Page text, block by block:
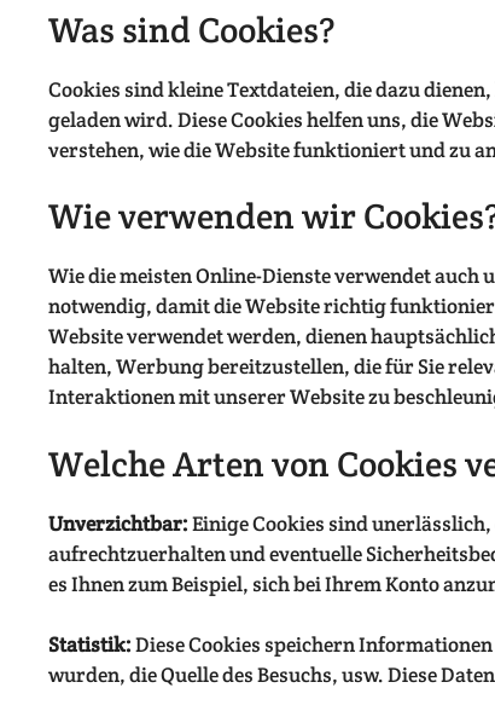
Was sind Cookies?
Cookies sind kleine Textdateien, die dazu
geladen wird. Diese Cookies helfen uns, die
verstehen, wie die Website funktioniert und zu
Wie verwenden wir
Wie die meisten Online-Dienste verwendet
notwendig, damit die Website richtig
Website verwendet werden, dienen
halten, Werbung bereitzustellen, die für Sie
Interaktionen mit unserer Website zu
Welche Arten von Cookies
Unverzichtbar:Einige Cookies sind
aufrechtzuerhalten und eventuelle
es Ihnen zum Beispiel, sich bei Ihrem Konto
Statistik:Diese Cookies speichern
wurden, die Quelle des Besuchs, usw. Diese